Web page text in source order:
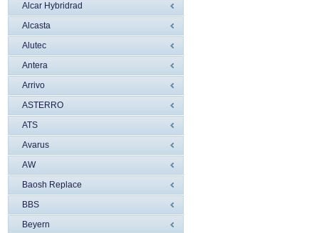
Alcar Hybridrad
Alcasta
Alutec
Antera
Arrivo
ASTERRO
ATS
Avarus
AW
Baosh Replace
BBS
Beyern